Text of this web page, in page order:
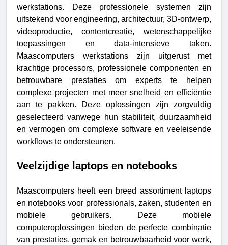
werkstations. Deze professionele systemen zijn
uitstekend voor engineering, architectuur, 3D-ontwerp,
videoproductie, contentcreatie, wetenschappelijke
toepassingen en data-intensieve taken.
Maascomputers werkstations zijn uitgerust met
krachtige processors, professionele componenten en
betrouwbare prestaties om experts te helpen
complexe projecten met meer snelheid en efficiëntie
aan te pakken. Deze oplossingen zijn zorgvuldig
geselecteerd vanwege hun stabiliteit, duurzaamheid
en vermogen om complexe software en veeleisende
workflows te ondersteunen.
Veelzijdige laptops en notebooks
Maascomputers heeft een breed assortiment laptops
en notebooks voor professionals, zaken, studenten en
mobiele gebruikers. Deze mobiele
computeroplossingen bieden de perfecte combinatie
van prestaties, gemak en betrouwbaarheid voor werk,